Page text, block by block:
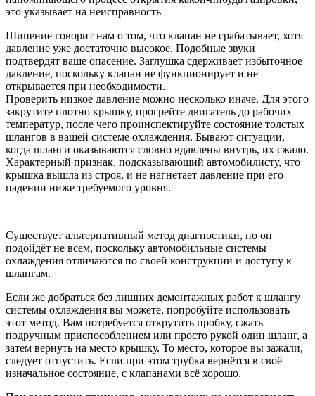
это указывает на неисправность
Шипение говорит нам о том, что клапан не срабатывает, хотя
давление уже достаточно высокое. Подобные звуки
подтвердят ваше опасение. Заглушка сдерживает избыточное
давление, поскольку клапан не функционирует и не
открывается при необходимости.
Проверить низкое давление можно несколько иначе. Для этого
закрутите плотно крышку, прогрейте двигатель до рабочих
температур, после чего проинспектируйте состояние толстых
шлангов в вашей системе охлаждения. Бывают ситуации,
когда шланги оказываются словно вдавлены внутрь, их сжало.
Характерный признак, подсказывающий автомобилисту, что
крышка вышла из строя, и не нагнетает давление при его
падении ниже требуемого уровня.
Существует альтернативный метод диагностики, но он
подойдёт не всем, поскольку автомобильные системы
охлаждения отличаются по своей конструкции и доступу к
шлангам.
Если же добраться без лишних демонтажных работ к шлангу
системы охлаждения вы можете, попробуйте использовать
этот метод. Вам потребуется открутить пробку, сжать
подручным приспособлением или просто рукой один шланг, а
затем вернуть на место крышку. То место, которое вы зажали,
следует отпустить. Если при этом трубка вернётся в своё
изначальное состояние, с клапанами всё хорошо.